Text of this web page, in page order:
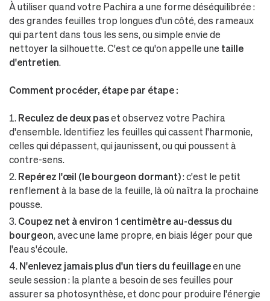
À utiliser quand votre Pachira a une forme déséquilibrée :
des grandes feuilles trop longues d'un côté, des rameaux
qui partent dans tous les sens, ou simple envie de
nettoyer la silhouette. C'est ce qu'on appelle une taille
d'entretien.
Comment procéder, étape par étape :
Reculez de deux paset observez votre Pachira
d'ensemble. Identifiez les feuilles qui cassent l'harmonie,
celles qui dépassent, qui jaunissent, ou qui poussent à
contre-sens.
Repérez l'œil (le bourgeon dormant): c'est le petit
renflement à la base de la feuille, là où naîtra la prochaine
pousse.
Coupez net à environ 1 centimètre au-dessus du
bourgeon, avec une lame propre, en biais léger pour que
l'eau s'écoule.
N'enlevez jamais plus d'un tiers du feuillageen une
seule session : la plante a besoin de ses feuilles pour
assurer sa photosynthèse, et donc pour produire l'énergie